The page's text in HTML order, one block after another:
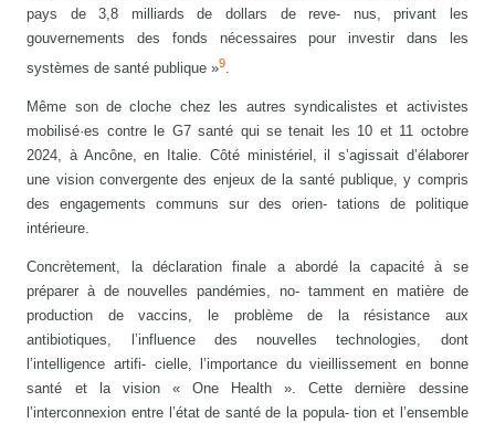
pays de 3,8 milliards de dollars de reve- nus, privant les
gouvernements des fonds nécessaires pour investir dans les
systèmes de santé publique »9.
Même son de cloche chez les autres syndicalistes et activistes
mobilisé·es contre le G7 santé qui se tenait les 10 et 11 octobre
2024, à Ancône, en Italie. Côté ministériel, il s’agissait d’élaborer
une vision convergente des enjeux de la santé publique, y compris
des engagements communs sur des orien- tations de politique
intérieure.
Concrètement, la déclaration finale a abordé la capacité à se
préparer à de nouvelles pandémies, no- tamment en matière de
production de vaccins, le problème de la résistance aux
antibiotiques, l’influence des nouvelles technologies, dont
l’intelligence artifi- cielle, l’importance du vieillissement en bonne
santé et la vision « One Health ». Cette dernière dessine
l’interconnexion entre l’état de santé de la popula- tion et l’ensemble